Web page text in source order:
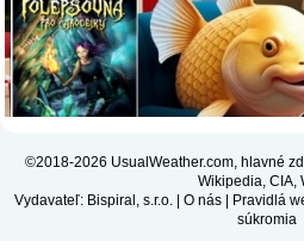
©2018-2026 UsualWeather.com, hlavné
Wikipedia, CIA,
Vydavateľ: Bispiral, s.r.o. | O nás | Pravidlá
súkromia